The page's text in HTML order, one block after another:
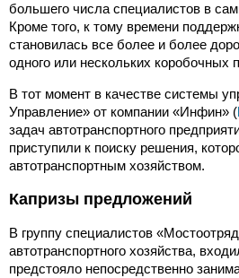
большего числа специалистов в
Кроме того, к тому времени
становилась все более и более
одного или нескольких коробочных
В тот момент в качестве системы
Управление» от компании «Инфин» (
задач автотранспортного
приступили к поиску решения,
автотранспортным хозяйством.
Капризы предложений
В группу специалистов
автотранспортного хозяйства,
предстояло непосредственно